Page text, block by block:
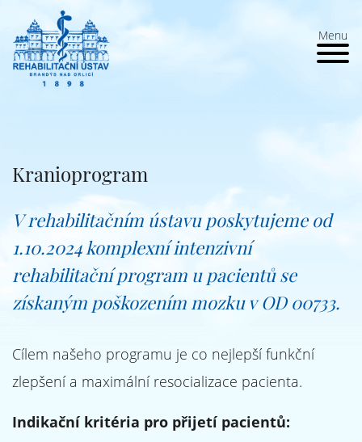
Menu
Kranioprogram
V rehabilitačním ústavu poskytujeme od
1.10.2024 komplexní intenzivní
rehabilitační program u pacientů se
získaným poškozením mozku v OD 00733.
Cílem našeho programu je co nejlepší funkční
zlepšení a maximální resocializace pacienta.
Indikační kritéria pro přijetí pacientů: